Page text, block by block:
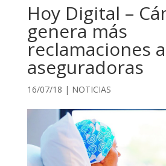
Hoy Digital –
genera más
reclamaciones a
aseguradoras
16/07/18 | NOTICIAS